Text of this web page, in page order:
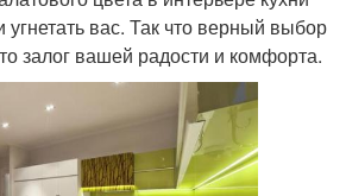
угнетать вас. Так что верный выбор
залог вашей радости и комфорта.